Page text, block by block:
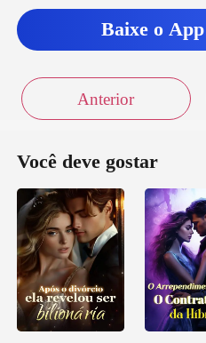
Baixe o
Anterior
Você deve gostar